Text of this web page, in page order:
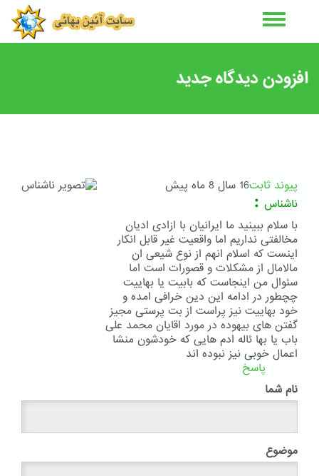
افزودن دیدگاه جدید
پیوند ثابت16 سال 8 ماه پیش
ناشناس :
با سلام ببینید ما ایرانیان با ازادی ادیان
مخالفتی نداریم اما واقعیت غیر قابل انکار
اینست که اسلام انهم از نوع شیعی ان
مالامال از مشکلات و قصورات است اما
سئوال من اینجاست که بابیت یا بهاییت
چچطور در ادامه این دین خرافی امده و
خود بهاییت نیز پراست از بت پرستی مجیز
گفتن های بیهوده در مورد اقایان محمد علی
باب یا بها ئاله ادم هایی که خودشون منشا
اعمال خوبی نیز نبوده اند
پاسخ
نام شما
موضوع